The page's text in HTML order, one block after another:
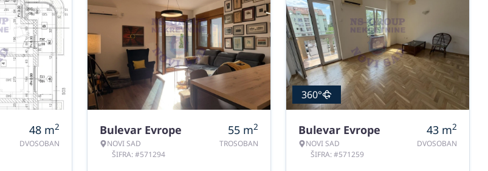
48 m2
DVOSOBAN
Bulevar Evrope
NOVI SAD
ŠIFRA: #571294
55 m2
TROSOBAN
360°
Bulevar Evrope
NOVI SAD
ŠIFRA: #571259
43 m2
DVOSOBAN